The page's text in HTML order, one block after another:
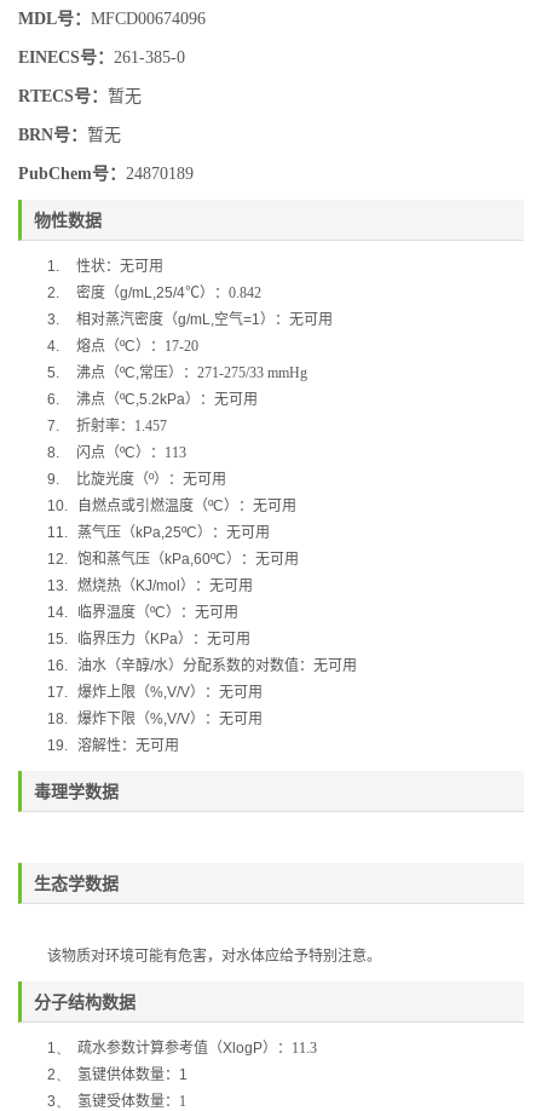
MDL号： MFCD00674096
EINECS号： 261-385-0
RTECS号： 暂无
BRN号： 暂无
PubChem号： 24870189
物性数据
1.
性状：无可用
2.
密度（g/mL,25/4℃）：0.842
3.
相对蒸汽密度（g/mL,空气=1）：无可用
4.
熔点（ºC）：17-20
5.
沸点（ºC,常压）： 271-275/33 mmHg
6.
沸点（ºC,5.2kPa）：无可用
7.
折射率：1.457
8.
闪点（ºC）：113
9.
比旋光度（º）：无可用
10.
自燃点或引燃温度（ºC）：无可用
11.
蒸气压（ kPa,25ºC）：无可用
12. 饱和蒸气压（ kPa,60ºC）：无可用
13. 燃烧热（ KJ/mol ）：无可用
14.
临界温度（ºC）：无可用
15.
临界压力（ KPa）：无可用
16. 油水（辛醇/水）分配系数的对数值：无可用
17. 爆炸上限（%,V/V）：无可用
18. 爆炸下限（%,V/V）：无可用
19. 溶解性：无可用
毒理学数据
生态学数据
该物质对环境可能有危害，对水体应给予特别注意。
分子结构数据
1、 疏水参数计算参考值（XlogP）：11.3
2、
氢键供体数量： 1
3、
氢键受体数量：1